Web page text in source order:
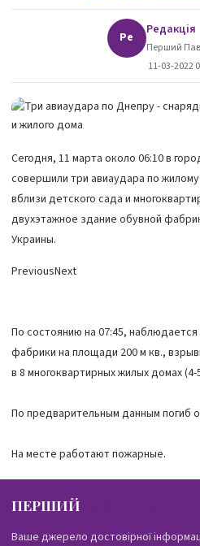
Ре Редакція
Перший
11-03-2022
Сегодня, 11 марта около 06:10 в
совершили три авиаудара по
вблизи детского сада и
двухэтажное здание обувной
Украины.
PreviousNext
По состоянию на 07:45,
фабрики на площади 200 м кв.,
в 8 многоквартирных жилых домах (4-
По предварительным данным погиб
На месте работают пожарные.
ПЕРШИЙ
Ваше джерело достовірної